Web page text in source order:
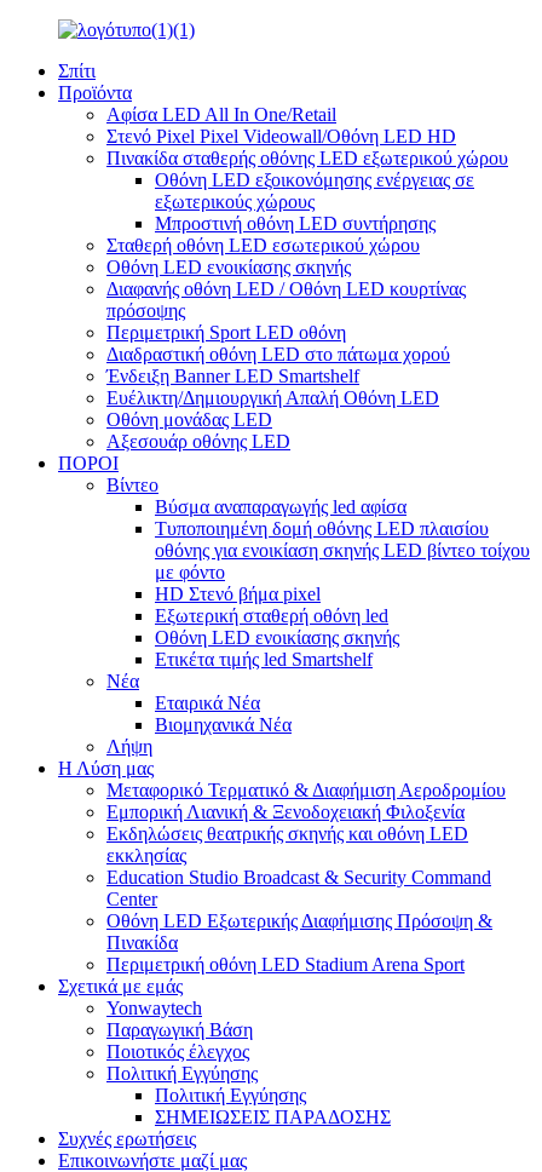
Σπίτι
Προϊόντα
Αφίσα LED All In One/Retail
Στενό Pixel Pixel Videowall/Οθόνη LED HD
Πινακίδα σταθερής οθόνης LED εξωτερικού χώρου
Οθόνη LED εξοικονόμησης ενέργειας σε
εξωτερικούς χώρους
Μπροστινή οθόνη LED συντήρησης
Σταθερή οθόνη LED εσωτερικού χώρου
Οθόνη LED ενοικίασης σκηνής
Διαφανής οθόνη LED / Οθόνη LED κουρτίνας
πρόσοψης
Περιμετρική Sport LED οθόνη
Διαδραστική οθόνη LED στο πάτωμα χορού
Ένδειξη Banner LED Smartshelf
Ευέλικτη/Δημιουργική Απαλή Οθόνη LED
Οθόνη μονάδας LED
Αξεσουάρ οθόνης LED
ΠΟΡΟΙ
Βίντεο
Βύσμα αναπαραγωγής led αφίσα
Τυποποιημένη δομή οθόνης LED πλαισίου
οθόνης για ενοικίαση σκηνής LED βίντεο τοίχου
με φόντο
HD Στενό βήμα pixel
Εξωτερική σταθερή οθόνη led
Οθόνη LED ενοικίασης σκηνής
Ετικέτα τιμής led Smartshelf
Νέα
Εταιρικά Νέα
Βιομηχανικά Νέα
Λήψη
Η Λύση μας
Μεταφορικό Τερματικό & Διαφήμιση Αεροδρομίου
Εμπορική Λιανική & Ξενοδοχειακή Φιλοξενία
Εκδηλώσεις θεατρικής σκηνής και οθόνη LED
εκκλησίας
Education Studio Broadcast & Security Command
Center
Οθόνη LED Εξωτερικής Διαφήμισης Πρόσοψη &
Πινακίδα
Περιμετρική οθόνη LED Stadium Arena Sport
Σχετικά με εμάς
Yonwaytech
Παραγωγική Βάση
Ποιοτικός έλεγχος
Πολιτική Εγγύησης
Πολιτική Εγγύησης
ΣΗΜΕΙΩΣΕΙΣ ΠΑΡΑΔΟΣΗΣ
Συχνές ερωτήσεις
Επικοινωνήστε μαζί μας